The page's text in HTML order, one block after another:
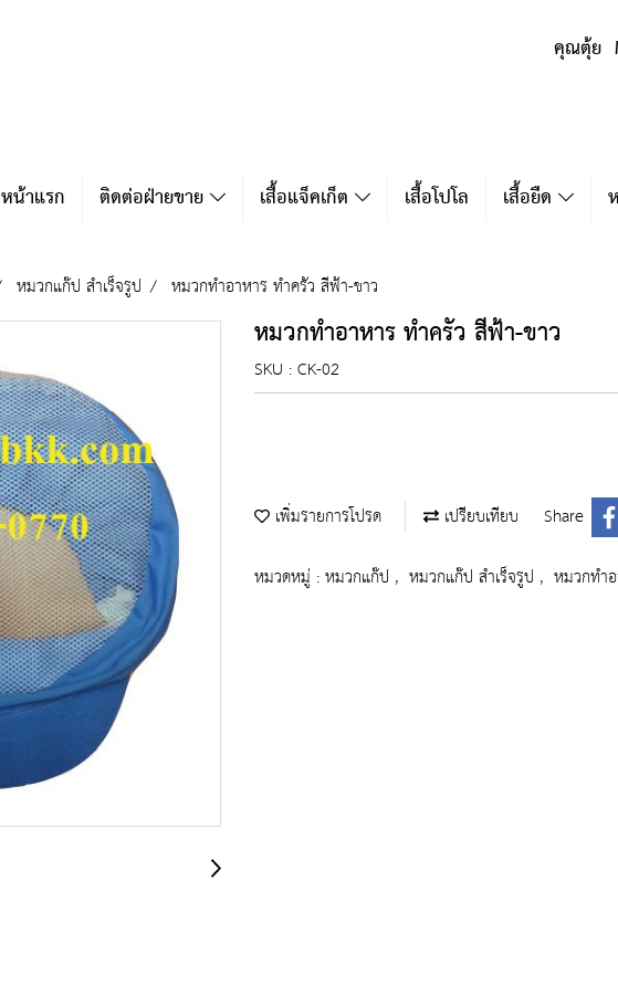
คุณตุ้ย
หน้าแรก ติดต่อฝ่ายขาย เสื้อแจ็คเก็ต เสื้อโปโล เสื้อยืด
หมวกแก๊ป สำเร็จรูป หมวกทำอาหาร ทำครัว สีฟ้า-ขาว
หมวกทำอาหาร ทำครัว สีฟ้า-ขาว
SKU : CK-02
เพิ่มรายการโปรด เปรียบเทียบ Share
หมวดหมู่ :หมวกแก๊ป , หมวกแก๊ป สำเร็จรูป , หมวกทำ